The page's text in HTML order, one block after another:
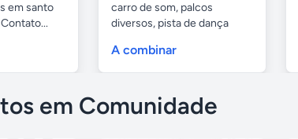
em santo
carro de som, palcos
diversos, pista de dança
A combinar
em Comunidade